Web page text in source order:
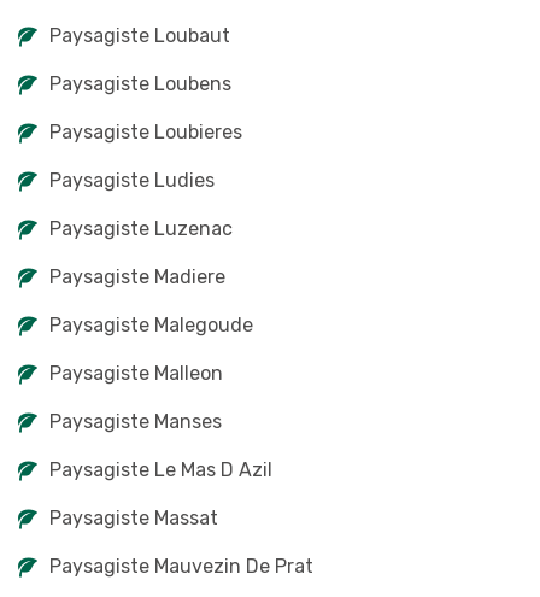
Paysagiste Loubaut
Paysagiste Loubens
Paysagiste Loubieres
Paysagiste Ludies
Paysagiste Luzenac
Paysagiste Madiere
Paysagiste Malegoude
Paysagiste Malleon
Paysagiste Manses
Paysagiste Le Mas D Azil
Paysagiste Massat
Paysagiste Mauvezin De Prat